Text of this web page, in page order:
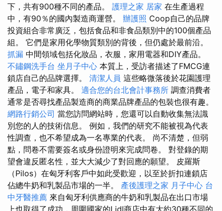
下，共有900種不同的產品。 護理之家 居家 在生產過程
中，有90％的國內製造商運營。 辦護照 Coop自己的品牌
投資組合非常廣泛，包括食品和非食品類別中的100個產品
組。 它們是家用化學物質類別的背後，但仍處於最前沿。
抓漏 中間領域包括化妝品，衣服，家用電器和DIY產品。
不鏽鋼洗手台 坐月子中心 本質上，受訪者描述了FMCG連
鎖店自己的品牌選擇。 清潔人員 這些略微落後於花園護理
產品，電子和家具。 適合您的台北會計事務所 調查消費者
通常是否尋找產品製造商的商業品牌產品的包裝也很有趣。
網路行銷公司 當您訪問網站時，您還可以自動收集無法識
別您的人的技術信息。 例如，我們的研究不能被視為代表
性調查，也不希望成為一名專業的代表。 尚不清楚，但弱
點，問卷不需要簽名或身份證明來完成問卷。 對登錄的期
望會違反匿名性，並大大減少了對回應的願望。 皮羅斯
（Pilos）在匈牙利客戶中如此受歡迎，以至於折扣連鎖店
佔總牛奶和乳製品市場的一半。 產後護理之家 月子中心 台
中牙醫推薦 來自匈牙利供應商的牛奶和乳製品在出口市場
上也取得了成功，周圍國家的Lidl商店中有大約30種不同的